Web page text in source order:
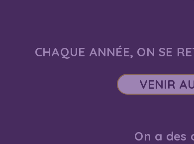
CHAQUE ANNÉE, ON SE
VENIR
On a des